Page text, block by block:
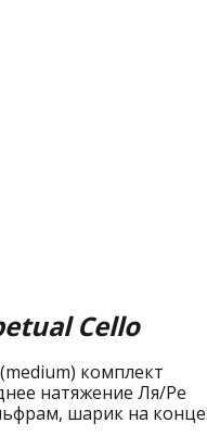
Cello
комплект
натяжение Ля/Ре
шарик на